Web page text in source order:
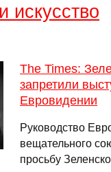
искусство
The Times:
запретили
Евровидении
Руководство
вещательного
просьбу